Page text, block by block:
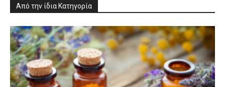
Από την ίδια Κατηγορία